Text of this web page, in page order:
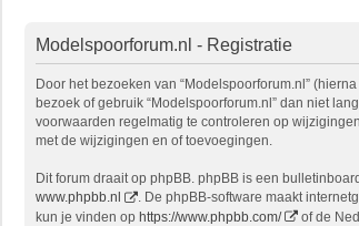
Modelspoorforum.nl - Registratie
Door het bezoeken van “Modelspoorforum.nl”
bezoek of gebruik “Modelspoorforum.nl” dan niet
voorwaarden regelmatig te controleren op
met de wijzigingen en of toevoegingen.
Dit forum draait op phpBB. phpBB is een
www.phpbb.nl
. De phpBB-software maakt
kun je vinden op https://www.phpbb.com/ of de